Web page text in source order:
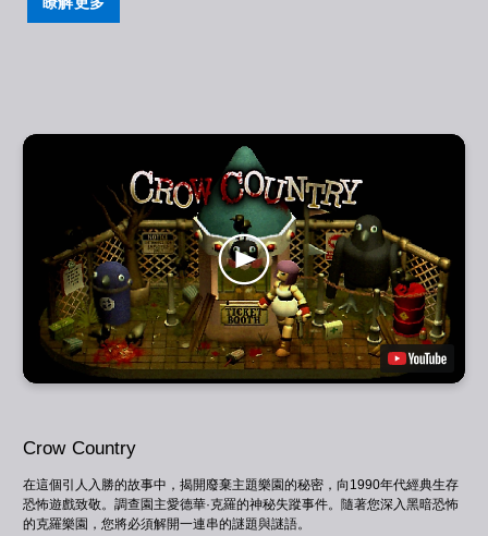
Crow Country
在這個引人入勝的故事中，揭開廢棄主題樂園的秘密，向1990年代經典生存
恐怖遊戲致敬。調查園主愛德華·克羅的神秘失蹤事件。隨著您深入黑暗恐怖
的克羅樂園，您將必須解開一連串的謎題與謎語。